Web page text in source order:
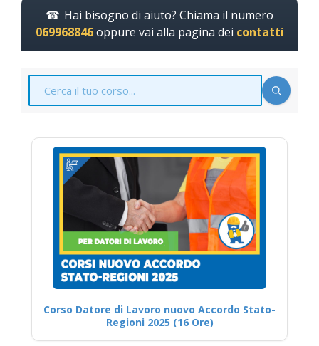
Hai bisogno di aiuto? Chiama il numero
069968846oppure vai alla pagina dei contatti
Corso Datore di Lavoro nuovo Accordo Stato-
Regioni 2025 (16 Ore)